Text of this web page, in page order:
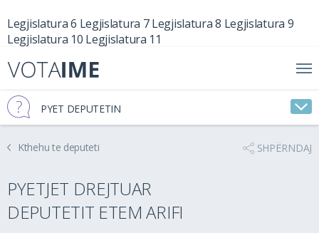
Legjislatura 6 Legjislatura 7 Legjislatura 8 Legjislatura 9
Legjislatura 10 Legjislatura 11
PYET DEPUTETIN
Kthehu te deputeti SHPËRNDAJ
PYETJET DREJTUAR
DEPUTETIT ETEM ARIFI